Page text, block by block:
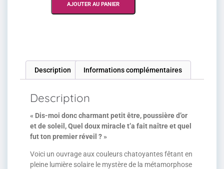
AJOUTER AU PANIER
Description Informations complémentaires
Description
« Dis-moi donc charmant petit être, poussière d’or
et de soleil, Quel doux miracle t’a fait naître et quel
fut ton premier réveil ? »
Voici un ouvrage aux couleurs chatoyantes fêtant en
pleine lumière solaire le mystère de la métamorphose